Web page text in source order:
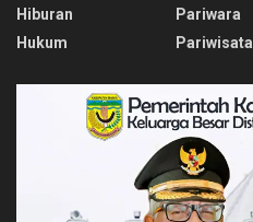
Hiburan
Hukum
Pariwara
Pariwisata